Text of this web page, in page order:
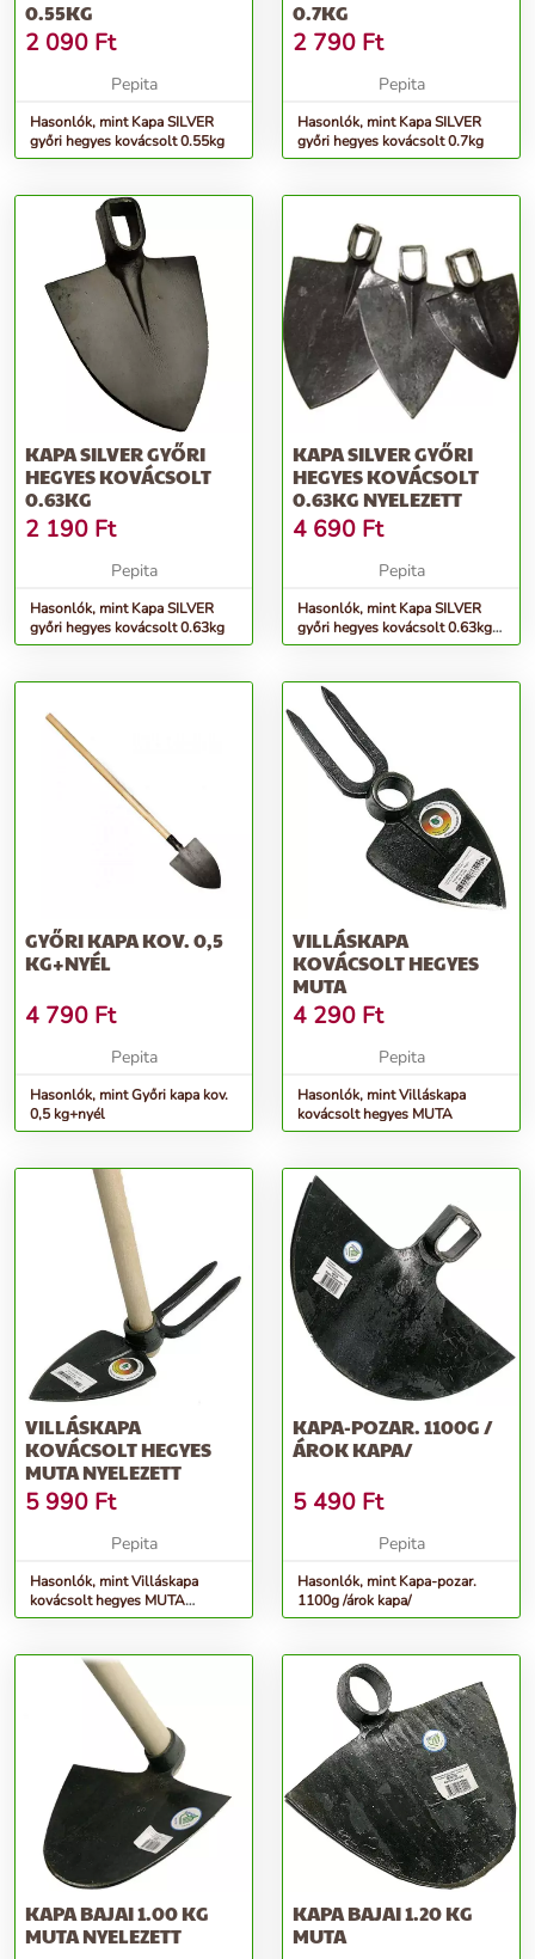
0.55KG
2 090 Ft
Pepita
Hasonlók, mint Kapa SILVER
győri hegyes kovácsolt 0.55kg
0.7KG
2 790 Ft
Pepita
Hasonlók, mint Kapa SILVER
győri hegyes kovácsolt 0.7kg
KAPA SILVER GYŐRI
HEGYES KOVÁCSOLT
0.63KG
2 190 Ft
Pepita
Hasonlók, mint Kapa SILVER
győri hegyes kovácsolt 0.63kg
KAPA SILVER GYŐRI
HEGYES KOVÁCSOLT
0.63KG NYELEZETT
4 690 Ft
Pepita
Hasonlók, mint Kapa SILVER
győri hegyes kovácsolt 0.63kg
NYELEZETT
GYŐRI KAPA KOV. 0,5
KG+NYÉL
4 790 Ft
Pepita
Hasonlók, mint Győri kapa kov.
0,5 kg+nyél
VILLÁSKAPA
KOVÁCSOLT HEGYES
MUTA
4 290 Ft
Pepita
Hasonlók, mint Villáskapa
kovácsolt hegyes MUTA
VILLÁSKAPA
KOVÁCSOLT HEGYES
MUTA NYELEZETT
5 990 Ft
Pepita
Hasonlók, mint Villáskapa
kovácsolt hegyes MUTA
NYELEZETT
KAPA-POZAR. 1100G /
ÁROK KAPA/
5 490 Ft
Pepita
Hasonlók, mint Kapa-pozar.
1100g /árok kapa/
KAPA BAJAI 1.00 KG
MUTA NYELEZETT
KAPA BAJAI 1.20 KG
MUTA